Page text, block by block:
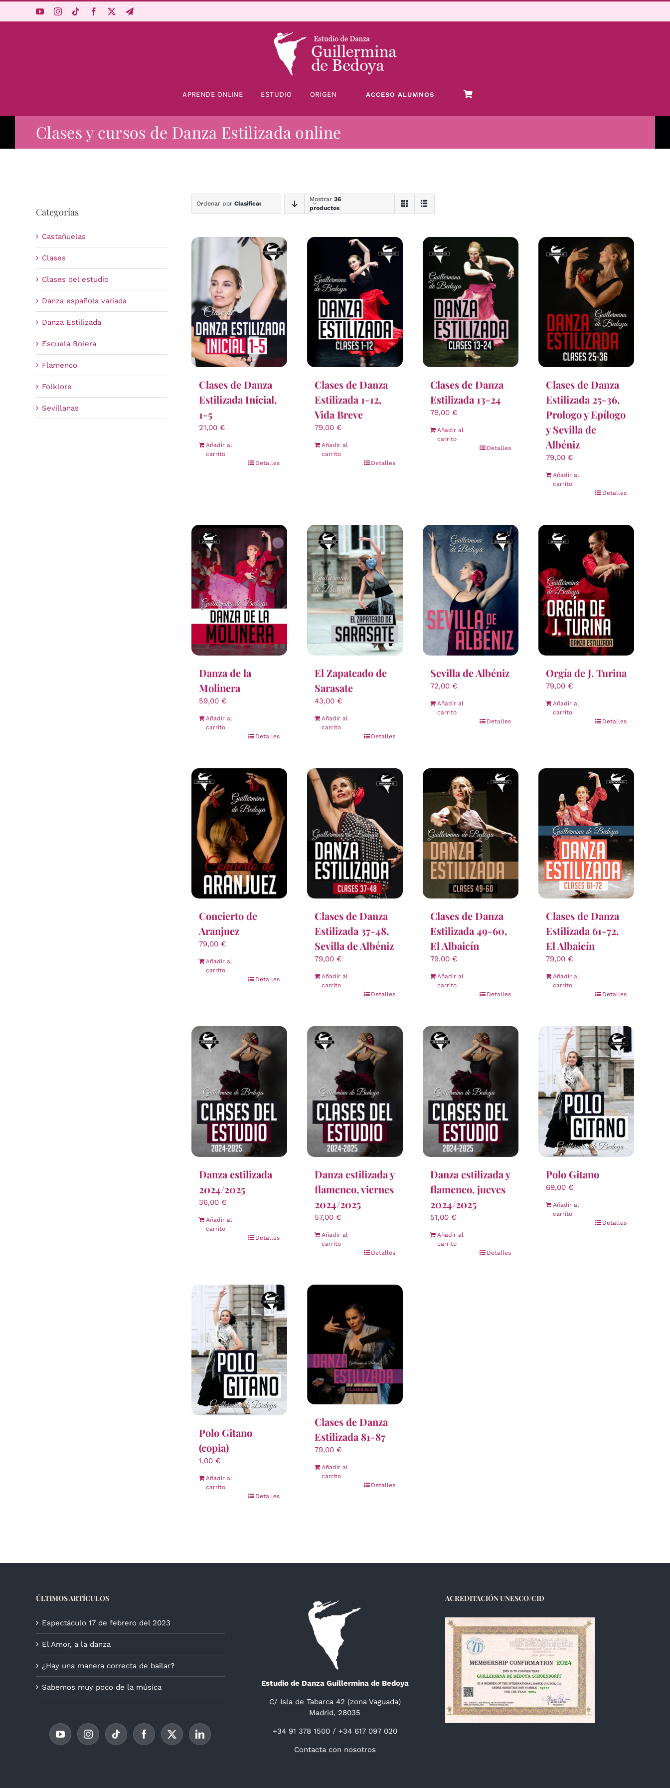
APRENDE ONLINE ESTUDIO ORIGEN ACCESO ALUMNOS
Clases y cursos de Danza Estilizada online
Categorías
Castañuelas
Clases
Clases del estudio
Danza española variada
Danza Estilizada
Escuela Bolera
Flamenco
Folklore
Sevillanas
Ordenar por Clasificación
Mostrar 36
productos
Clases de Danza
Estilizada Inicial,
1-5
21,00 €
Añadir al
carrito
Detalles
Clases de Danza
Estilizada 1-12,
Vida Breve
79,00 €
Añadir al
carrito
Detalles
Clases de Danza
Estilizada 13-24
79,00 €
Añadir al
carrito
Detalles
Clases de Danza
Estilizada 25-36,
Prologo y Epílogo
y Sevilla de
Albéniz
79,00 €
Añadir al
carrito
Detalles
Danza de la
Molinera
59,00 €
Añadir al
carrito
Detalles
El Zapateado de
Sarasate
43,00 €
Añadir al
carrito
Detalles
Sevilla de Albéniz
72,00 €
Añadir al
carrito
Detalles
Orgía de J. Turina
79,00 €
Añadir al
carrito
Detalles
Concierto de
Aranjuez
79,00 €
Añadir al
carrito
Detalles
Clases de Danza
Estilizada 37-48,
Sevilla de Albéniz
79,00 €
Añadir al
carrito
Detalles
Clases de Danza
Estilizada 49-60,
El Albaicín
79,00 €
Añadir al
carrito
Detalles
Clases de Danza
Estilizada 61-72,
El Albaicín
79,00 €
Añadir al
carrito
Detalles
Danza estilizada
2024/2025
36,00 €
Añadir al
carrito
Detalles
Danza estilizada y
flamenco, viernes
2024/2025
57,00 €
Añadir al
carrito
Detalles
Danza estilizada y
flamenco, jueves
2024/2025
51,00 €
Añadir al
carrito
Detalles
Polo Gitano
69,00 €
Añadir al
carrito
Detalles
Polo Gitano
(copia)
1,00 €
Añadir al
carrito
Detalles
Clases de Danza
Estilizada 81-87
79,00 €
Añadir al
carrito
Detalles
ÚLTIMOS ARTÍCULOS
Espectáculo 17 de febrero del 2023
El Amor, a la danza
¿Hay una manera correcta de bailar?
Sabemos muy poco de la música Estudio de Danza Guillermina de Bedoya
C/ Isla de Tabarca 42 (zona Vaguada)
Madrid, 28035
+34 91 378 1500 / +34 617 097 020
Contacta con nosotros
ACREDITACIÓN UNESCO/CID